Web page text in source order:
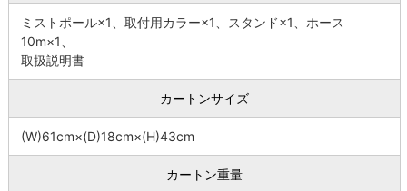
ミストポール×1、取付用カラー×1、スタンド×1、ホース
10m×1、
取扱説明書
カートンサイズ
(W)61cm×(D)18cm×(H)43cm
カートン重量